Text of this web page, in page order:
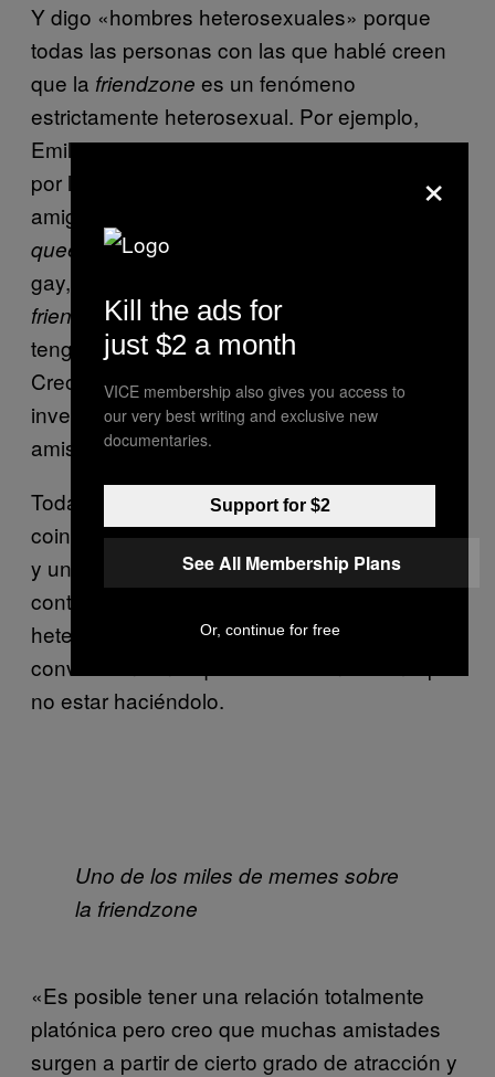
Y digo «hombres heterosexuales» porque
todas las personas con las que hablé creen
que la friendzone es un fenómeno
estrictamente heterosexual. Por ejemplo,
Emily, que es bisexual, dice que ha pasado
por la
amigos» pero nunca con sus «amigas
queer
«. De igual forma, Luis, de 25 años y
gay, dijo: «Creo que nunca he estado en la
friendzone. Casi todos los amigos gais que
tengo fueron mis novios en algún momento.
Creo que sería como la
friendzone
pero
invertida por que mis noviazgos terminan en
amistades».
Todas las personas con las que hablé
coinciden en que la amistad entre un hombre
y una mujer puede ser platónica sin ningún
contratiempo. Resulta que las personas
heterosexuales de diferente género pueden
convivir sin tener que follar o sentirse mal por
no estar haciéndolo.
Uno de los miles de memes sobre
la friendzone
«Es posible tener una relación totalmente
platónica pero creo que muchas amistades
surgen a partir de cierto grado de atracción y
×
Kill the ads for
just $2 a month
VICE membership also gives you access to
our very best writing and exclusive new
documentaries.
Support for $2
See All Membership Plans
Or, continue for free